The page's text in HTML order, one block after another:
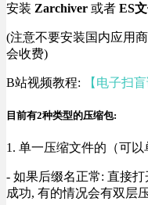
安装 Zarchiver 或者 ES
(注意不要安装国内应用
会收费)
B站视频教程: 【电子扫
目前有2种类型的压缩包:
1. 单一压缩文件的（可
- 如果后缀名正常: 直接
成功, 有的情况会有双层